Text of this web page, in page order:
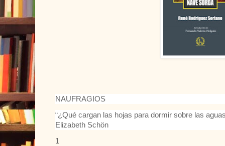
NAUFRAGIOS
“¿Qué cargan las hojas para dormir sobre las
Elizabeth Schön
1